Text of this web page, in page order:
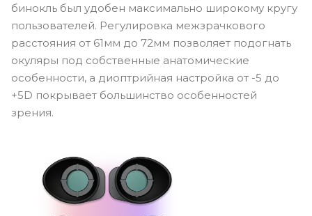
бинокль был удобен максимально широкому кругу
пользователей. Регулировка межзрачкового
расстояния от 61мм до 72мм позволяет подогнать
окуляры под собственные анатомические
особенности, а диоптрийная настройка от -5 до
+5D покрывает большинство особенностей
зрения.